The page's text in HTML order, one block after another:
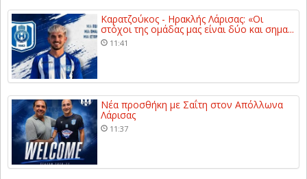
Καρατζούκος - Ηρακλής Λάρισας: «Οι
στόχοι της ομάδας μας είναι δύο και σημα...
11:41
Νέα προσθήκη με Σαΐτη στον Απόλλωνα
Λάρισας
11:37